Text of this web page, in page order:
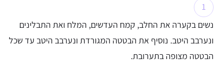
⁠נשים בקערה את החלב, קמח העדשים, המלח ואת התבלינים
ונערבב היטב. נוסיף את הבטטה המגורדת ונערבב היטב עד שכל
הבטטה מצופה בתערובת.